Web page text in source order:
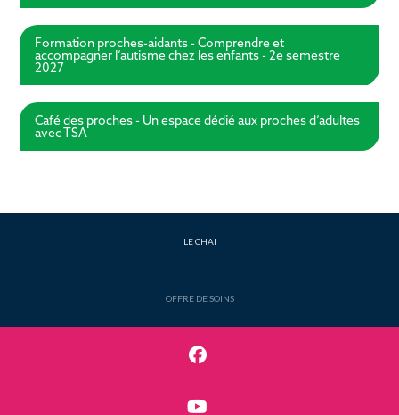
Formation proches-aidants - Comprendre et
accompagner l’autisme chez les enfants - 2e semestre
2027
Café des proches - Un espace dédié aux proches d’adultes
avec TSA
LE CHAI
OFFRE DE SOINS